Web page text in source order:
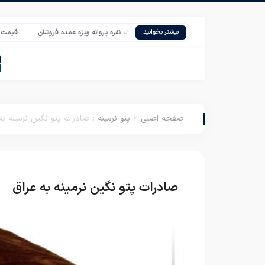
بیشتر بخوانید
قیمت همکاری پتو یک نفره پروانه ویژه عمده فروشان قیمت پتو
صفحه اصلی > پتو نرمینه : صادرات پتو نگین نرمینه
صادرات پتو نگین نرمینه به عراق